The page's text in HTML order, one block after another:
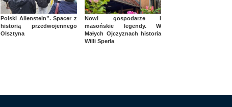
Polski Allenstein”. Spacer z
historią przedwojennego
Olsztyna
Nowi gospodarze i
masońskie legendy. W
Małych Ojczyznach historia
Willi Sperla